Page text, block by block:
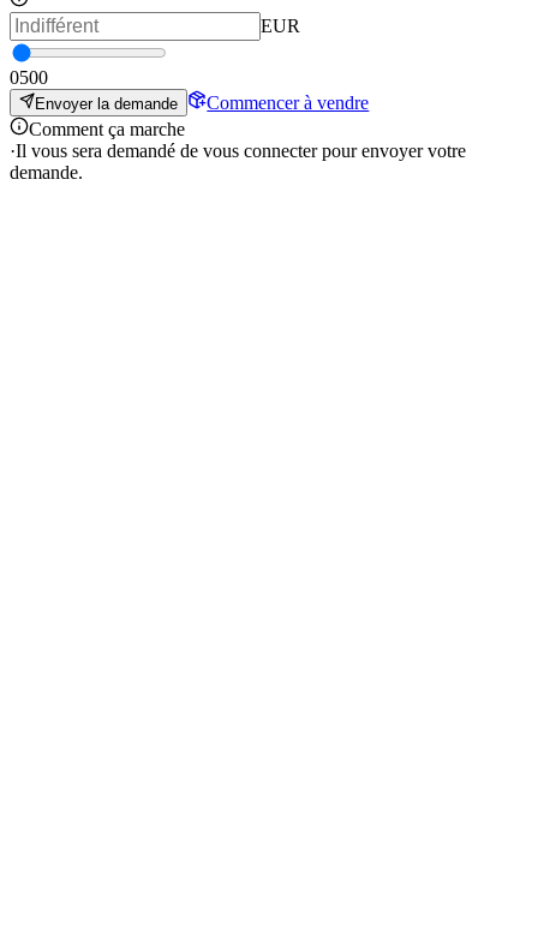
EUR
0500
Envoyer la demande
Commencer à vendre
Comment ça marche
·Il vous sera demandé de vous connecter pour envoyer votre
demande.